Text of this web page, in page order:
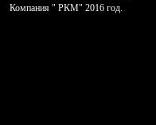
Компания " РКМ" 2016 год.